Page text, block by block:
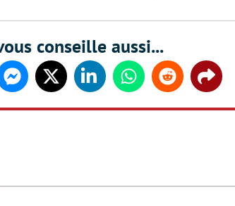
conseille aussi...
MessengerTwitter LinkedinWhatsappReddit Share